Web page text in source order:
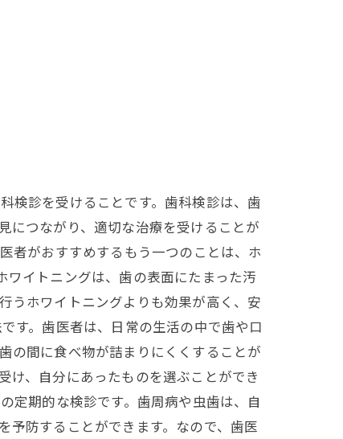
検診を受けることです。歯科検診は、歯
につながり、適切な治療を受けることが
者がおすすめするもう一つのことは、ホ
イトニングは、歯の表面にたまった汚
うホワイトニングよりも効果が高く、安
す。歯医者は、日常の生活の中で歯や口
の間に食べ物が詰まりにくくすることが
け、自分にあったものを選ぶことができ
定期的な検診です。歯周病や虫歯は、自
予防することができます。なので、歯医